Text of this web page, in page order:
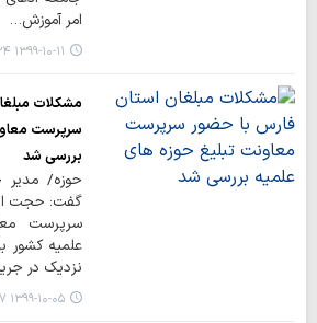
امر آموزش…
۱۳۹۹-۱۰-۱۱ ۱۸:۳۴
مشکلات
سرپرست
بررسی شد
حوزه/ مدیر
گفت: حجت
سرپرست
علمیه کشور
نزدیک در
۱۳۹۹-۱۰-۰۵ ۱۲:۰۷